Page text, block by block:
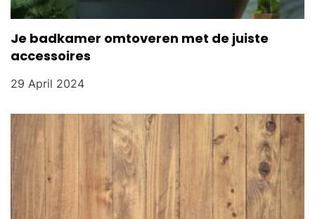
Je badkamer omtoveren met de juiste
accessoires
29 April 2024